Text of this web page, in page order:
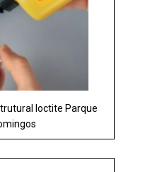
loctite Parque